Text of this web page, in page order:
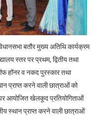
बतौर मुख्य अतिथि कार्यक्रम
स्तर पर प्रथम, द्वितीय तथा
हॉनर व नकद पुरस्कार तथा
प्राप्त करने वाली छात्राओं को
पर आयोजित खेलकूद प्रतियोगिताओं
स्थान प्राप्त करने वाली छात्राओं